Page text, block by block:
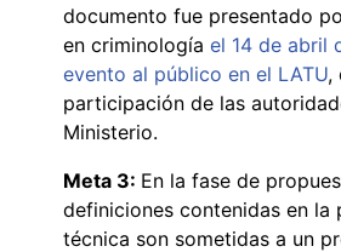
documento fue presentado
en criminología el 14 de abril
evento al público en el LATU,
participación de las
Ministerio.
Meta 3: En la fase de
definiciones contenidas en la
técnica son sometidas a un